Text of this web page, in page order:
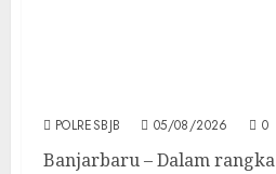
POLRESBJB 05/08/2026 0
Banjarbaru – Dalam rangka